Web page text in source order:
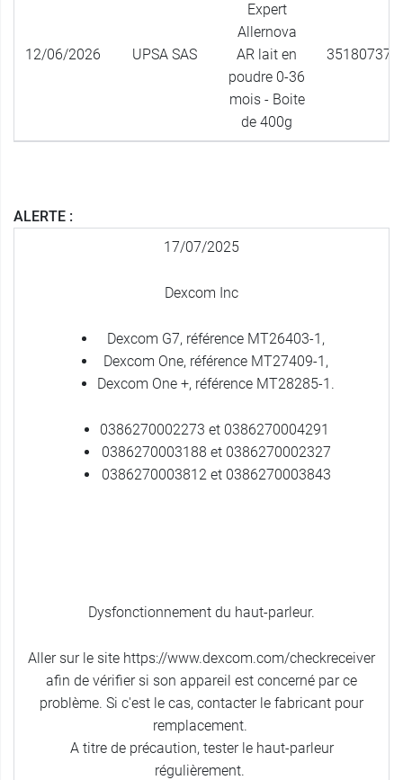
12/06/2026 UPSA SAS
Expert
Allernova
AR lait en
poudre 0-36
mois - Boite
de 400g
ALERTE :
17/07/2025
Dexcom Inc
Dexcom G7, référence MT26403-1,
Dexcom One, référence MT27409-1,
Dexcom One +, référence MT28285-1.
0386270002273 et 0386270004291
0386270003188 et 0386270002327
0386270003812 et 0386270003843
Dysfonctionnement du haut-parleur.
Aller sur le site https://www.dexcom.com/checkreceiver
afin de vérifier si son appareil est concerné par ce
problème. Si c'est le cas, contacter le fabricant pour
remplacement.
A titre de précaution, tester le haut-parleur
régulièrement. ​​​​​​